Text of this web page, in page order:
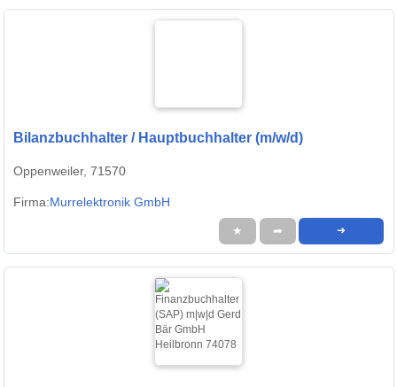
Bilanzbuchhalter / Hauptbuchhalter (m/w/d)
Oppenweiler, 71570
Firma:Murrelektronik GmbH
★ ➦ ➜